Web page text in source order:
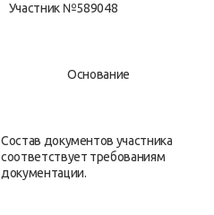
Участник №589048
Основание
Состав документов участника
соответствует требованиям
документации.